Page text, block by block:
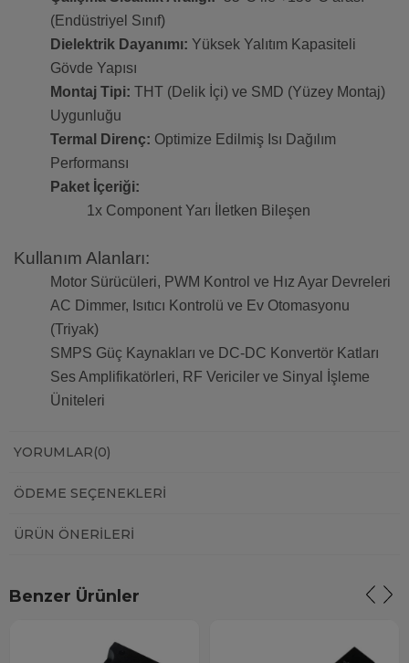
(Endüstriyel Sınıf)
Dielektrik Dayanımı: Yüksek Yalıtım Kapasiteli
Gövde Yapısı
Montaj Tipi: THT (Delik İçi) ve SMD (Yüzey Montaj)
Uygunluğu
Termal Direnç: Optimize Edilmiş Isı Dağılım
Performansı
Paket İçeriği:
1x Component Yarı İletken Bileşen
Kullanım Alanları:
Motor Sürücüleri, PWM Kontrol ve Hız Ayar Devreleri
AC Dimmer, Isıtıcı Kontrolü ve Ev Otomasyonu
(Triyak)
SMPS Güç Kaynakları ve DC-DC Konvertör Katları
Ses Amplifikatörleri, RF Vericiler ve Sinyal İşleme
Üniteleri
YORUMLAR(0)
ÖDEME SEÇENEKLERI
ÜRÜN ÖNERILERI
Benzer Ürünler